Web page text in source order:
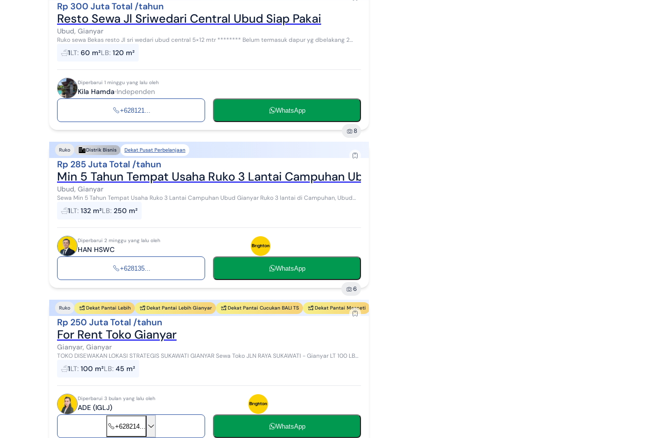
Rp 300 Juta Total /tahun
Resto Sewa Jl Sriwedari Central Ubud Siap Pakai
Ubud, Gianyar
Ruko sewa Bekas resto Jl sri wedari ubud central 5×12 mtr ******** Belum termasuk dapur yg dbelakang 2
1LT: 60 m²LB: 120 m²
Diperbarui 1 minggu yang lalu oleh
Kila Hamda Independen
+628121... WhatsApp
8
Ruko Distrik Bisnis Dekat Pusat Perbelanjaan
Rp 285 Juta Total /tahun
Min 5 Tahun Tempat Usaha Ruko 3 Lantai Campuhan Ubud Gianyar
Ubud, Gianyar
Sewa Min 5 Tahun Tempat Usaha Ruko 3 Lantai Campuhan Ubud Gianyar Ruko 3 lantai di Campuhan, Ubud
Gianyar, dengan akses mudah ke berbagai tempat w...
1LT: 132 m²LB: 250 m²
Diperbarui 2 minggu yang lalu oleh
HAN HSWC
+628135... WhatsApp
6
Ruko Dekat Pantai Lebih Dekat Pantai Lebih Gianyar Dekat Pantai Cucukan BALI TS Dekat Pantai Masceti
Rp 250 Juta Total /tahun
For Rent Toko Gianyar
Gianyar, Gianyar
TOKO DISEWAKAN LOKASI STRATEGIS SUKAWATI GIANYAR Sewa Toko JLN RAYA SUKAWATI - Gianyar LT 100 LB
45 KM 1 Dimensi 10 x 10 Listrik 2200 Rp 250.000.0...
1LT: 100 m²LB: 45 m²
Diperbarui 3 bulan yang lalu oleh
ADE (IGLJ)
+628214... WhatsApp